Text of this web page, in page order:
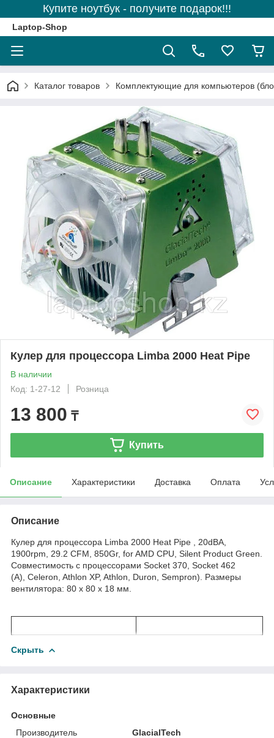
Купите ноутбук - получите подарок!!!
Laptop-Shop
Каталог товаров Комплектующие для компьютеров
Кулер для процессора Limba 2000 Heat Pipe
В наличии
Код: 1-27-12
Розница
13 800 ₸
Купить
Описание Характеристики Доставка Оплата
Описание
Кулер для процессора Limba 2000 Heat Pipe , 20dBA,
1900rpm, 29.2 CFM, 850Gr, for AMD CPU, Silent Product Green.
Совместимость с процессорами Socket 370, Socket 462
(A), Celeron, Athlon XP, Athlon, Duron, Sempron). Размеры
вентилятора: 80 x 80 x 18 мм.
Скрыть
Характеристики
Основные
Производитель
GlacialTech